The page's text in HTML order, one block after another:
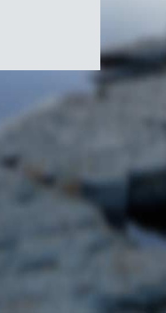
du